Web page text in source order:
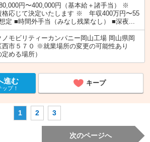
円〜400,000円（基本給＋諸手当） ※
格応じて決定いたします ※ 年収400万円〜55
定 ■時間外手当（みなし残業なし） ■深夜...
ノモビリティーカンパニー岡山工場 岡山県岡
西市５７０ ※就業場所の変更の可能性あり
定める場所）
進む
プ！
キープ
1 2 3
次のページへ